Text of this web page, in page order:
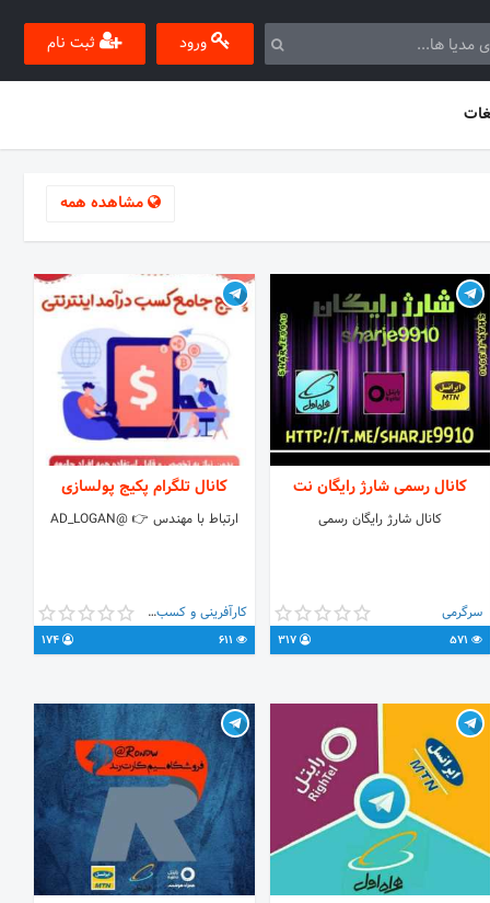
ورود ثبت نام
مشاهده همه
کانال رسمی شارژ رایگان نت
کانال شارژ رایگان رسمی
سرگرمی
571
317
کانال تلگرام پکیج پولسازی
ارتباط با مهندس 👉 @AD_LOGAN
کارآفرینی و کسب و کار
174